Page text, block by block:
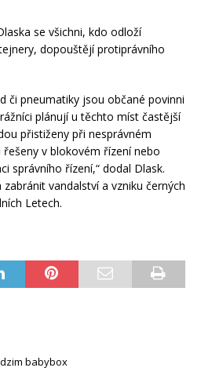
se všichni, kdo odloží
dopouštějí protiprávního
či pneumatiky jsou občané povinni
plánují u těchto míst častější
přistiženy při nesprávném
v blokovém řízení nebo
správního řízení,“ dodal Dlask.
vandalství a vzniku černých
Letech.
babybox